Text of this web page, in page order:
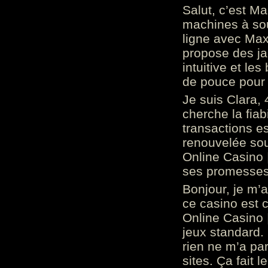
Salut, c’est
machines à
ligne avec
propose des
intuitive et les
de pouce
Je suis Clara,
cherche la
transactions
renouvelée
Online
ses
Bonjour, je
ce casino est
Online
jeux standard.
rien ne m’a
sites. Ça fait